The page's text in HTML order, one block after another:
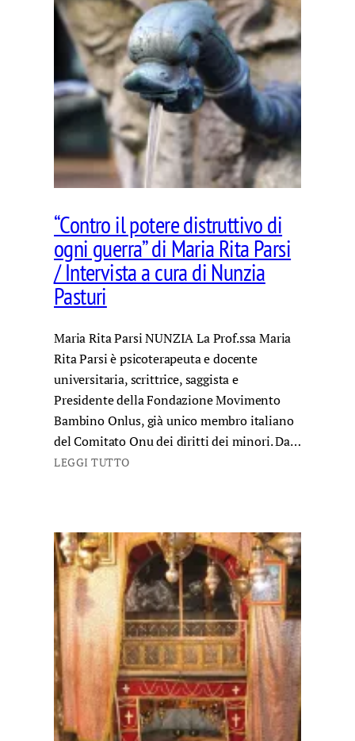
“Contro il potere distruttivo di
ogni guerra” di Maria Rita Parsi
/ Intervista a cura di Nunzia
Pasturi
Maria Rita Parsi NUNZIA La Prof.ssa Maria
Rita Parsi è psicoterapeuta e docente
universitaria, scrittrice, saggista e
Presidente della Fondazione Movimento
Bambino Onlus, già unico membro italiano
del Comitato Onu dei diritti dei minori. Da…
LEGGI TUTTO